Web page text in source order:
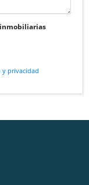
y privacidad